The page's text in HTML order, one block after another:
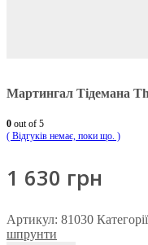
Мартингал Тідемана
0 out of 5
( Відгуків немає, поки що. )
1 630 грн
Артикул: 81030
шпрунти